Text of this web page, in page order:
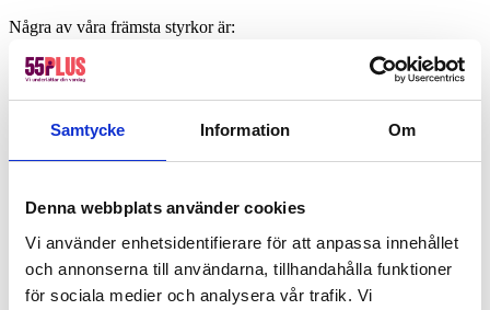
Samtycke Information Om
Denna webbplats använder cookies
Vi använder enhetsidentifierare för att anpassa innehållet
och annonserna till användarna, tillhandahålla funktioner
för sociala medier och analysera vår trafik. Vi
Några av våra främsta styrkor är:
Trevliga, erfarna seniorer med yrkesstolthet
IVO-tillstånd för att garantera trygghet
Snabb tillgång till personal vid tillfälliga behov eller längre
uppdrag
Endast arbetad tid faktureras – inga dolda avgifter
Dedikerad kontaktperson genom hela samarbetet
Så tycker våra kunder i Olofström
Vi har 4,5 på Trustpilot! Bli lika nöjd som tusentals andra genom att
anlita 55Plus.